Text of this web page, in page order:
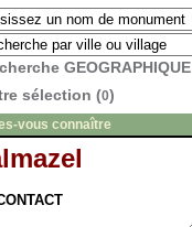
GEOGRAPHIQUE
sélection (0)
vous connaître